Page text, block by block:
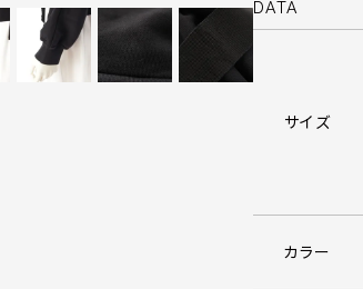
DATA
サイズ
カラー